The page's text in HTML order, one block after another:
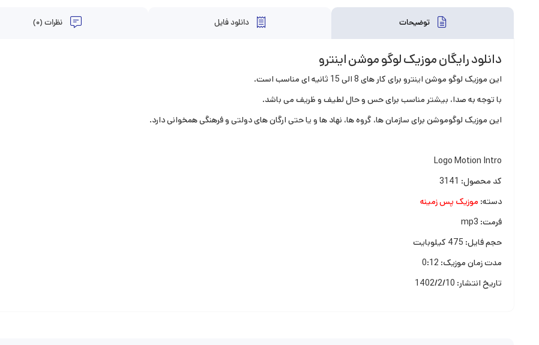
پایین
استفاده
کنید.
توضیحات دانلود فایل نظرات (0)
دانلود رایگان موزیک لوگو موشن اینترو
این موزیک لوگو موشن اینترو برای کار های 8 الی 15 ثانیه ای مناسب است.
با توجه به صدا، بیشتر مناسب برای حس و حال لطیف و ظریف می باشد.
این موزیک لوگوموشن برای سازمان ها، گروه ها، نهاد ها و یا حتی ارگان های دولتی و فرهنگی همخوانی دارد.
Logo Motion Intro
کد محصول: 3141
دسته: موزیک پس زمینه
فرمت: mp3
حجم فایل: 475 کیلوبایت
مدت زمان موزیک: 0:12
تاریخ انتشار: 1402/2/10